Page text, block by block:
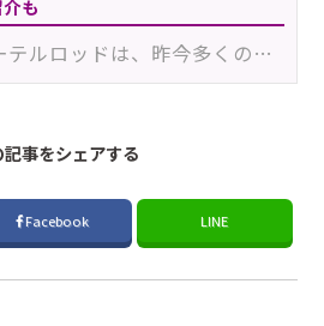
も
メーテルロッドは、昨今多くのサロンで導入される人気のロッド。一方で、同じく人気のあるパリジェンヌラ…
記事をシェアする
Facebook LINE